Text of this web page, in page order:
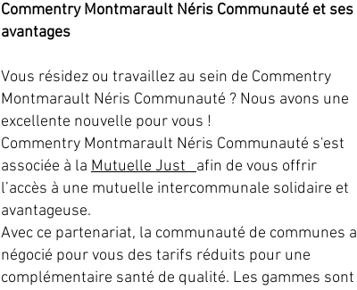
Commentry Montmarault Néris Communauté et ses
avantages
Vous résidez ou travaillez au sein de Commentry
Montmarault Néris Communauté ? Nous avons une
excellente nouvelle pour vous !
Commentry Montmarault Néris Communauté s'est
associée à la Mutuelle Just afin de vous offrir
l’accès à une mutuelle intercommunale solidaire et
avantageuse.
Avec ce partenariat, la communauté de communes a
négocié pour vous des tarifs réduits pour une
complémentaire santé de qualité. Les gammes sont